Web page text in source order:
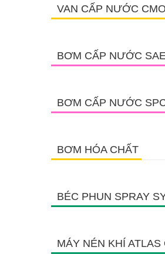
VAN CẤP NƯỚC CMO
BƠM CẤP NƯỚC
BƠM CẤP NƯỚC
BƠM HÓA CHẤT
BÉC PHUN SPRAY
MÁY NÉN KHÍ ATLAS